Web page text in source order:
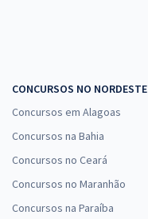
CONCURSOS NO NORDESTE
Concursos em Alagoas
Concursos na Bahia
Concursos no Ceará
Concursos no Maranhão
Concursos na Paraíba